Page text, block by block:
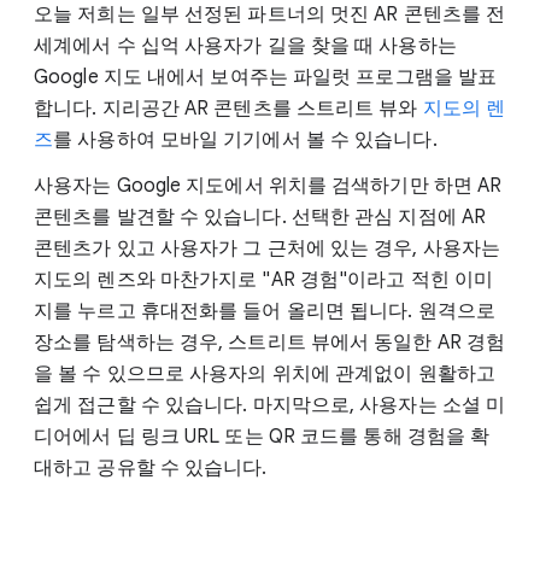
오늘 저희는 일부 선정된 파트너의 멋진 AR 콘텐츠를 전
세계에서 수 십억 사용자가 길을 찾을 때 사용하는
Google 지도 내에서 보여주는 파일럿 프로그램을 발표
합니다. 지리공간 AR 콘텐츠를 스트리트 뷰와 지도의 렌
즈를 사용하여 모바일 기기에서 볼 수 있습니다.
사용자는 Google 지도에서 위치를 검색하기만 하면 AR
콘텐츠를 발견할 수 있습니다. 선택한 관심 지점에 AR
콘텐츠가 있고 사용자가 그 근처에 있는 경우, 사용자는
지도의 렌즈와 마찬가지로 "AR 경험"이라고 적힌 이미
지를 누르고 휴대전화를 들어 올리면 됩니다. 원격으로
장소를 탐색하는 경우, 스트리트 뷰에서 동일한 AR 경험
을 볼 수 있으므로 사용자의 위치에 관계없이 원활하고
쉽게 접근할 수 있습니다. 마지막으로, 사용자는 소셜 미
디어에서 딥 링크 URL 또는 QR 코드를 통해 경험을 확
대하고 공유할 수 있습니다.